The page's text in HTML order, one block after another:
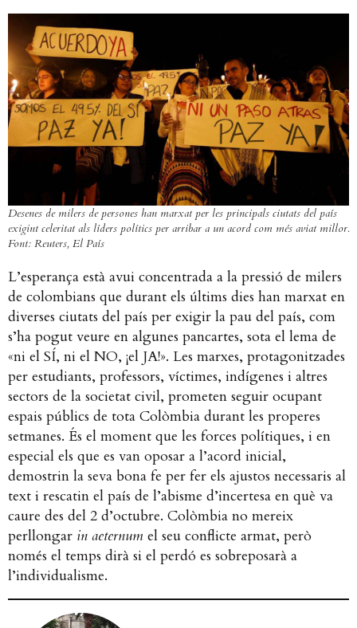
Desenes de milers de persones han marxat per les principals ciutats del país
exigint celeritat als líders polítics per arribar a un acord com més aviat millor.
Font: Reuters, El País
L’esperança està avui concentrada a la pressió de milers
de colombians que durant els últims dies han marxat en
diverses ciutats del país per exigir la pau del país, com
s’ha pogut veure en algunes pancartes, sota el lema de
«ni el SÍ, ni el NO, ¡el JA!». Les marxes, protagonitzades
per estudiants, professors, víctimes, indígenes i altres
sectors de la societat civil, prometen seguir ocupant
espais públics de tota Colòmbia durant les properes
setmanes. És el moment que les forces polítiques, i en
especial els que es van oposar a l’acord inicial,
demostrin la seva bona fe per fer els ajustos necessaris al
text i rescatin el país de l’abisme d’incertesa en què va
caure des del 2 d’octubre. Colòmbia no mereix
perllongar in aeternum el seu conflicte armat, però
només el temps dirà si el perdó es sobreposarà a
l’individualisme.